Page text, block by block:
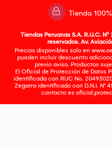
Tienda
Tiendas Peruanas S.A. R.U.C.
reservados. Av.
Precios disponibles solo en
pueden incluir descuento
previo aviso. Productos
El Oficial de Protección de Datos
identificada con RUC No.
Zegarra identificado con D.N.I. N°
contacto es